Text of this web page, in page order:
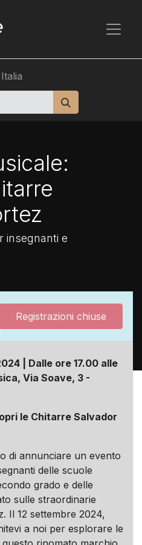
Italia
insegnanti e
Registrazioni chiuse
| Dalle ore 17.00 alle
Via Soave, 3 -
le Chitarre Salvador
di annunciare un evento
delle scuole
grado e delle
sulle straordinarie
Il 12 settembre 2024,
a noi per esplorare le